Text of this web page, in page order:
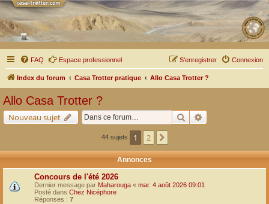
FAQ Espace professionnel Connexion
S’enregistrer
Index du forum Casa Trotter pratique Allo Casa Trotter ?
Allo Casa Trotter ?
Nouveau sujet Rechercher
44 sujets 1 2
Annonces
Concours de l'été 2026
Dernier message par Maharouga « mar. 4 août 2026 09:01
Posté dans Chez Nicéphore
Réponses : 7